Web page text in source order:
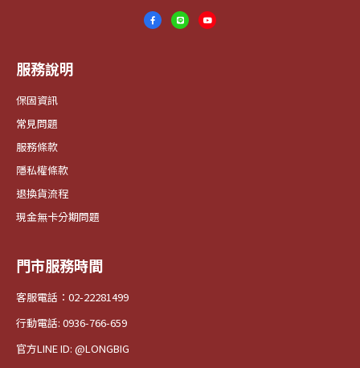
服務說明
保固資訊
常見問題
服務條款
隱私權條款
退換貨流程
現金無卡分期問題
門市服務時間
客服電話：02-22281499
行動電話: 0936-766-659
官方LINE ID: @LONGBIG